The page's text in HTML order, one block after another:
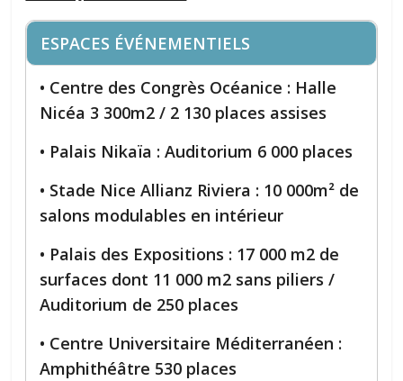
ESPACES ÉVÉNEMENTIELS
• Centre des Congrès Océanice : Halle
Nicéa 3 300m2 / 2 130 places assises
• Palais Nikaïa : Auditorium 6 000 places
• Stade Nice Allianz Riviera : 10 000m² de
salons modulables en intérieur
• Palais des Expositions : 17 000 m2 de
surfaces dont 11 000 m2 sans piliers /
Auditorium de 250 places
• Centre Universitaire Méditerranéen :
Amphithéâtre 530 places